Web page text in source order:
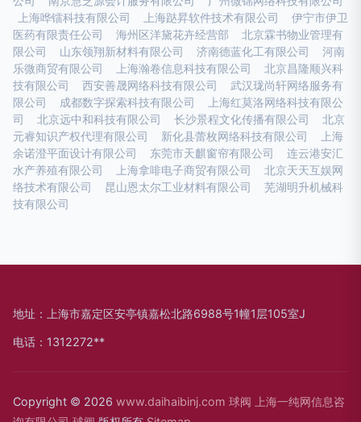
上海哗镭科技有限公司
上海跶昇软件技术有限公司
伊宁市伊卫
医药有限责任公司
海州区洋黛花卉经营部
北京霖书物业管理有
限公司
山东领翔新材料有限公司 济南德蓝化工有限公司
河南
乐微商贸有限公司
上海瀚卷信息科技有限公司
北京昌隆顺兴科
技有限公司
西安善晟网络科技有限公司
武汉珑尚轩网络服务有
限公司
成都数字探索科技有限公司
上海红莫洛网络科技有限公
司
北京远中和科技有限公司 长沙景程文化传播有限公司
北京
元睿知识产权代理有限公司
新化县蕾枚网络科技有限公司
上海
余诺澄平面设计有限公司
东莞市天麒窗帘有限公司
连云港安汇
水产养殖有限公司
上海拿啡电子商贸有限公司
北京天天互娱网
络技术有限公司
昆山恩太尔工业材料有限公司
芜湖明升机械科
技有限公司
地址：上海市嘉定区安亭镇嘉松北路6988号1幢1层105室J
电话：1312272**
Copyright © 2026 www.daihaibinj.com 球阀
上海一纯网信息咨